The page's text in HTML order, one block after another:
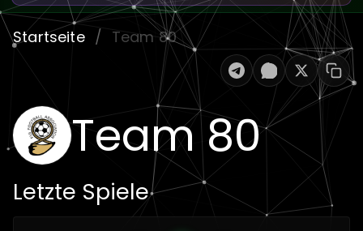
Startseite / Team 80
Team 80
Letzte Spiele